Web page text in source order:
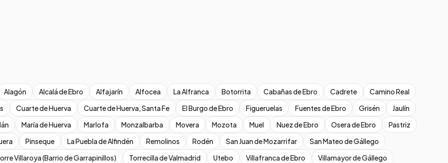
Alagón Alcalá de Ebro Alfajarín Alfocea La Alfranca Botorrita Cabañas de Ebro Cadrete
Camino Real
Cuarte de Huerva Cuarte de Huerva, Santa Fe El Burgo de Ebro Figueruelas Fuentes de Ebro Grisén
Jaulín
María de Huerva Marlofa Monzalbarba Movera Mozota Muel Nuez de Ebro Osera de Ebro
Pastriz
Pinseque La Puebla de Alfindén Remolinos Rodén San Juan de Mozarrifar
San Mateo de Gállego
Villaroya (Barrio de Garrapinillos) Torrecilla de Valmadrid Utebo Villafranca de Ebro
Villamayor de Gállego